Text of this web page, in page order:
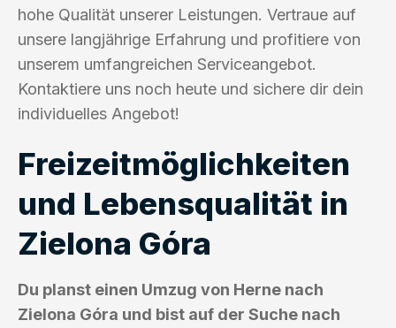
hohe Qualität unserer Leistungen. Vertraue auf
unsere langjährige Erfahrung und profitiere von
unserem umfangreichen Serviceangebot.
Kontaktiere uns noch heute und sichere dir dein
individuelles Angebot!
Freizeitmöglichkeiten
und Lebensqualität in
Zielona Góra
Du planst einen Umzug von Herne nach
Zielona Góra und bist auf der Suche nach